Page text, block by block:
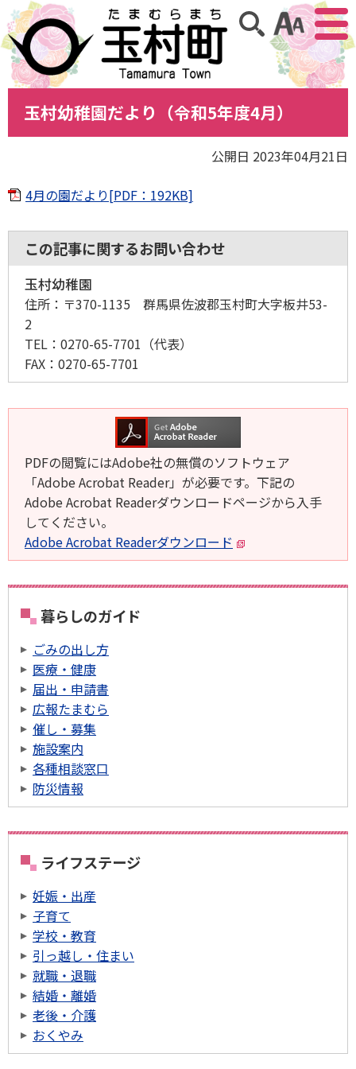
アクセ
サイト内検索
玉村幼稚園だより（令和5年度4月）
公開日 2023年04月21日
4月の園だより[PDF：192KB]
この記事に関するお問い合わせ
玉村幼稚園
住所： 〒370-1135 群馬県佐波郡玉村町大字板井53-
2
TEL： 0270-65-7701 （代表）
FAX： 0270-65-7701
PDFの閲覧にはAdobe社の無償のソフトウェア
「Adobe Acrobat Reader」が必要です。下記の
Adobe Acrobat Readerダウンロードページから入手
してください。
Adobe Acrobat Readerダウンロード
暮らしのガイド
ごみの出し方
医療・健康
届出・申請書
広報たまむら
催し・募集
施設案内
各種相談窓口
防災情報
ライフステージ
妊娠・出産
子育て
学校・教育
引っ越し・住まい
就職・退職
結婚・離婚
老後・介護
おくやみ